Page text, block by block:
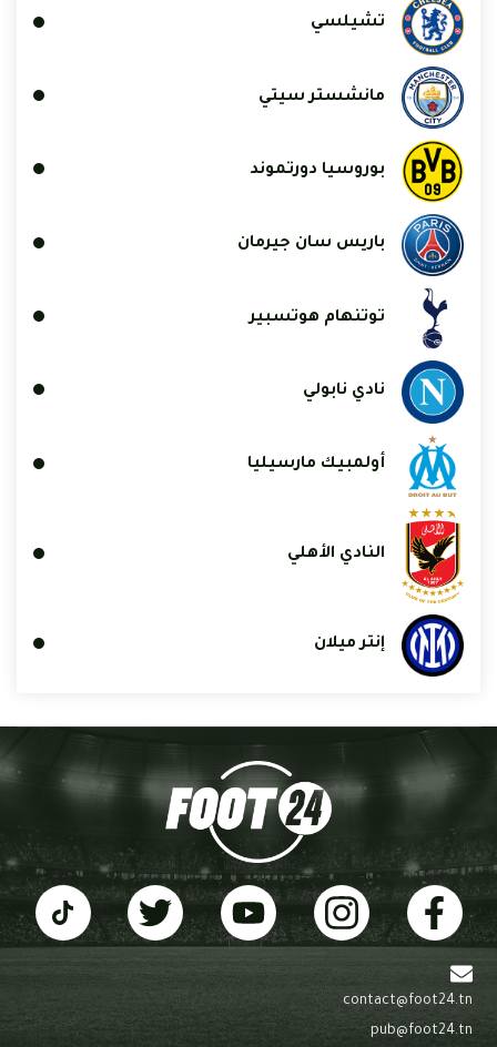
تشيلسي
مانشستر سيتي
بوروسيا دورتموند
باريس سان جيرمان
توتنهام هوتسبير
نادي نابولي
أولمبيك مارسيليا
النادي الأهلي
إنتر ميلان
contact@foot24.tn
pub@foot24.tn